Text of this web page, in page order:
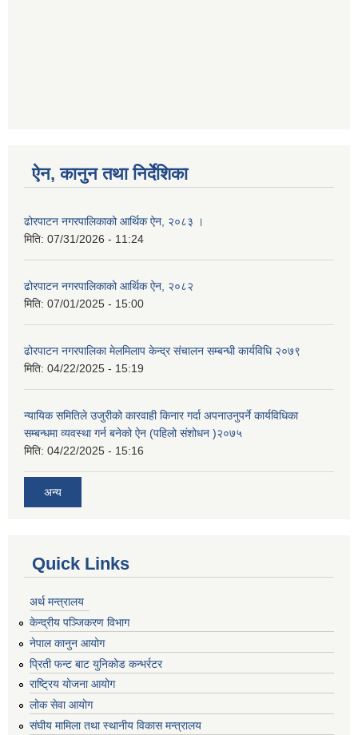
ऐन, कानुन तथा निर्देशिका
ढोरपाटन नगरपालिकाको आर्थिक ऐन, २०८३ ।
मिति: 07/31/2026 - 11:24
ढोरपाटन नगरपालिकाको आर्थिक ऐन, २०८२
मिति: 07/01/2025 - 15:00
ढोरपाटन नगरपालिका मेलमिलाप केन्द्र संचालन सम्बन्धी कार्यविधि २०७९
मिति: 04/22/2025 - 15:19
न्यायिक समितिले उजुरीको कारवाही किनार गर्दा अपनाउनुपर्ने कार्यविधिका
सम्बन्धमा व्यवस्था गर्न बनेको ऐन (पहिलो संशोधन )२०७५
मिति: 04/22/2025 - 15:16
अन्य
Quick Links
अर्थ मन्त्रालय
केन्द्रीय पञ्जिकरण विभाग
नेपाल कानुन आयोग
प्रिती फन्ट बाट युनिकोड कन्भर्रटर
राष्ट्रिय योजना आयोग
लोक सेवा आयोग
संघीय मामिला तथा स्थानीय विकास मन्त्रालय